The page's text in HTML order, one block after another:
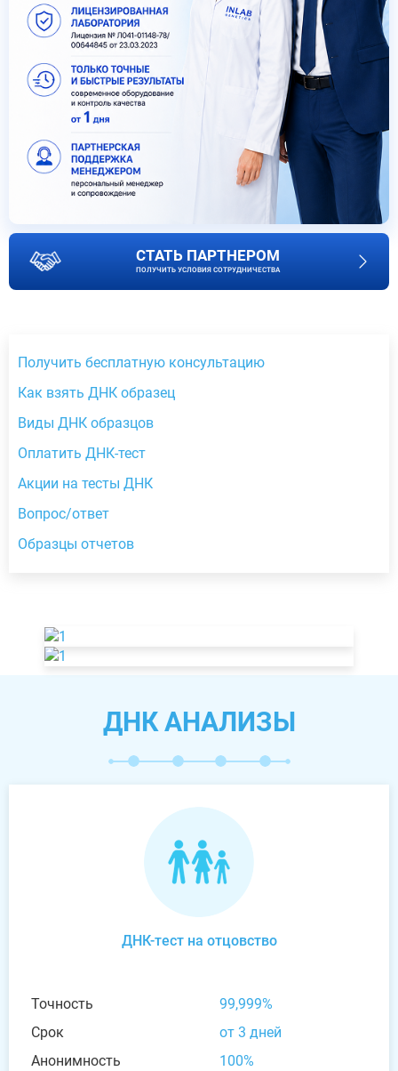
СТАТЬ ПАРТНЕРОМ
ПОЛУЧИТЬ УСЛОВИЯ СОТРУДНИЧЕСТВА
Получить бесплатную консультацию
Как взять ДНК образец
Виды ДНК образцов
Оплатить ДНК-тест
Акции на тесты ДНК
Вопрос/ответ
Образцы отчетов
ДНК АНАЛИЗЫ
ДНК-тест на отцовство
Точность
99,999%
Срок
от 3 дней
Анонимность
100%